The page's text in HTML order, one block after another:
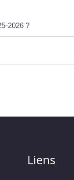
2026 ?
Liens